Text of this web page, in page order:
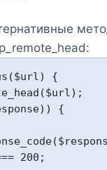
{